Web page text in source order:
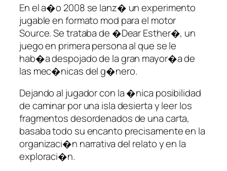
En el a�o 2008 se lanz� un experimento
jugable en formato mod para el motor
Source. Se trataba de �Dear Esther�, un
juego en primera persona al que se le
hab�a despojado de la gran mayor�a de
las mec�nicas del g�nero.
Dejando al jugador con la �nica posibilidad
de caminar por una isla desierta y leer los
fragmentos desordenados de una carta,
basaba todo su encanto precisamente en la
organizaci�n narrativa del relato y en la
exploraci�n.